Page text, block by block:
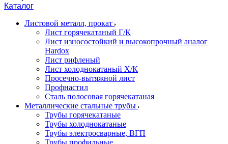
Каталог
Листовой металл, прокат
Лист горячекатаный Г/К
Лист износостойкий и высокопрочный аналог
Hardox
Лист рифленый
Лист холоднокатаный Х/К
Просечно-вытяжной лист
Профнастил
Сталь полосовая горячекатаная
Металлические стальные трубы
Трубы горячекатаные
Трубы холоднокатаные
Трубы электросварные, ВГП
Трубы профильные